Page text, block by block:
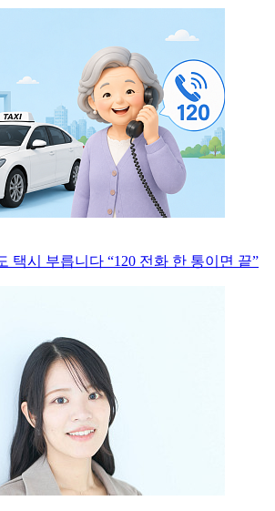
택시 부릅니다 “120 전화 한 통이면 끝”